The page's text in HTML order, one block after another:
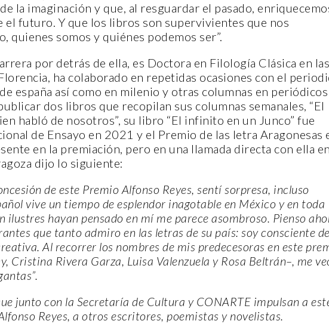
la imaginación y que, al resguardar el pasado,
el futuro. Y que los libros son supervivientes que nos
quienes somos y quiénes podemos ser”.
por detrás de ella, es Doctora en Filología Clásica en las
ha colaborado en repetidas ocasiones con el
españa así como en milenio y otras columnas en periódicos
dos libros que recopilan sus columnas semanales, “El
habló de nosotros”, su libro “El infinito en un Junco” fue
de Ensayo en 2021 y el Premio de las letra Aragonesas
en la premiación, pero en una llamada directa con ella en
dijo lo siguiente:
de este Premio Alfonso Reyes, sentí sorpresa, incluso
vive un tiempo de esplendor inagotable en México y en toda
ilustres hayan pensado en mí me parece asombroso. Pienso
que tanto admiro en las letras de su país: soy consciente de
Al recorrer los nombres de mis predecesoras en este
Cristina Rivera Garza, Luisa Valenzuela y Rosa Beltrán–, me
junto con la Secretaría de Cultura y CONARTE impulsan a
Reyes, a otros escritores, poemistas y novelistas.
CASA INDI
14 noviembre, 2022